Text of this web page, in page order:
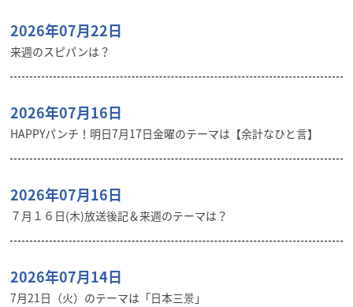
2026年07月22日
来週のスピパンは？
2026年07月16日
HAPPYパンチ！明日7月17日金曜のテーマは【余計なひと言】
2026年07月16日
７月１６日(木)放送後記＆来週のテーマは？
2026年07月14日
7月21日（火）のテーマは「日本三景」